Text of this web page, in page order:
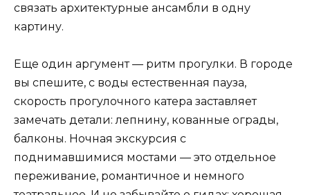
связать архитектурные ансамбли в одну
картину.
Еще один аргумент — ритм прогулки. В городе
вы спешите, с воды естественная пауза,
скорость прогулочного катера заставляет
замечать детали: лепнину, кованные ограды,
балконы. Ночная экскурсия с
поднимавшимися мостами — это отдельное
переживание, романтичное и немного